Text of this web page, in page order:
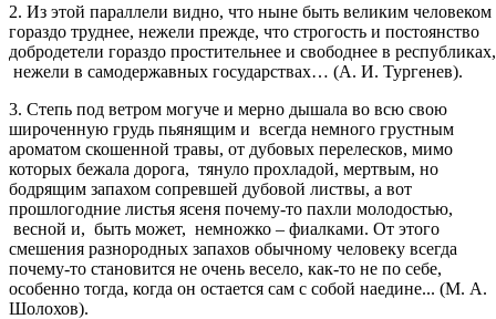
2. Из этой параллели видно, что ныне быть великим человеком
гораздо труднее, нежели прежде, что строгость и постоянство
добродетели гораздо простительнее и свободнее в республиках,
нежели в самодержавных государствах… (А. И. Тургенев).
3. Степь под ветром могуче и мерно дышала во всю свою
широченную грудь пьянящим и всегда немного грустным
ароматом скошенной травы, от дубовых перелесков, мимо
которых бежала дорога, тянуло прохладой, мертвым, но
бодрящим запахом сопревшей дубовой листвы, а вот
прошлогодние листья ясеня почему-то пахли молодостью,
весной и, быть может, немножко – фиалками. От этого
смешения разнородных запахов обычному человеку всегда
почему-то становится не очень весело, как-то не по себе,
особенно тогда, когда он остается сам с собой наедине... (М. А.
Шолохов).